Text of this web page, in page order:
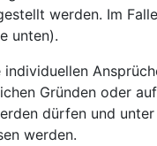
werden. Im
unten).
Gründen oder
dürfen und
werden.